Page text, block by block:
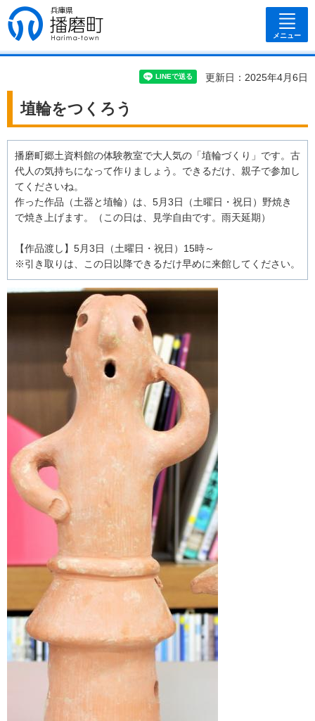
兵庫県 播磨
町
メニュー
更新日：2025年4月6日
埴輪をつくろう
播磨町郷土資料館の体験教室で大人気の「埴輪づくり」です。古
代人の気持ちになって作りましょう。できるだけ、親子で参加し
てくださいね。
作った作品（土器と埴輪）は、5月3日（土曜日・祝日）野焼き
で焼き上げます。（この日は、見学自由です。雨天延期）
【作品渡し】5月3日（土曜日・祝日）15時～
※引き取りは、この日以降できるだけ早めに来館してください。